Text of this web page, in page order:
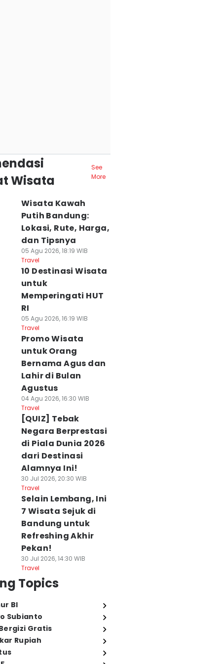
Wisata
See
More
Wisata Kawah
Putih Bandung:
Lokasi, Rute, Harga,
dan Tipsnya
05 Agu 2026, 18:19 WIB
Travel
10 Destinasi Wisata
untuk
Memperingati HUT
RI
05 Agu 2026, 16:19 WIB
Travel
Promo Wisata
untuk Orang
Bernama Agus dan
Lahir di Bulan
Agustus
04 Agu 2026, 16:30 WIB
Travel
[QUIZ] Tebak
Negara Berprestasi
di Piala Dunia 2026
dari Destinasi
Alamnya Ini!
30 Jul 2026, 20:30 WIB
Travel
Selain Lembang, Ini
7 Wisata Sejuk di
Bandung untuk
Refreshing Akhir
Pekan!
30 Jul 2026, 14:30 WIB
Travel
Topics
BI
Subianto
Gratis
Rupiah